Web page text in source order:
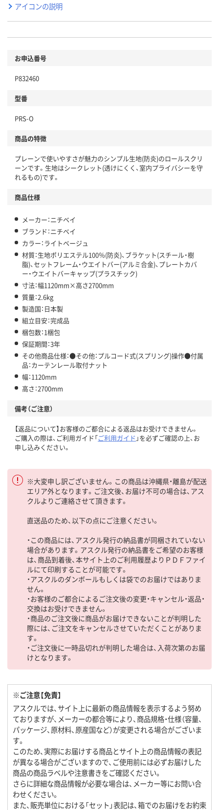
アイコンの説明
お申込番号
P832460
型番
PRS-O
商品の特徴
プレーンで使いやすさが魅力のシンプル生地(防炎)のロールスクリ
ーンです。生地はシークレット(透けにくく、室内プライバシーを守
れるもの)です。
商品仕様
メーカー：ニチベイ
ブランド：ニチベイ
カラー：ライトベージュ
材質：生地ポリエステル100％(防炎)、ブラケット(スチール・樹
脂)、セットフレーム・ウエイトバー(アルミ合金)、プレートカバ
ー・ウエイトバーキャップ(プラスチック)
寸法：幅1120mm×高さ2700mm
質量：2.6kg
製造国：日本製
組立目安：完成品
梱包数：1梱包
保証期間：3年
その他商品仕様：●その他：プルコード式(スプリング)操作●付属
品：カーテンレール取付ナット
幅：1120mm
高さ：2700mm
備考（ご注意）
【返品について】お客様のご都合による返品はお受けできません。
ご購入の際は、ご利用ガイド「ご利用ガイド 」を必ずご確認の上、お
申し込みください。
※大変申し訳ございません。この商品は沖縄県・離島が配送
エリア外となります。ご注文後、お届け不可の場合は、アス
クルよりご連絡させて頂きます。
直送品のため、以下の点にご注意ください。
・この商品には、アスクル発行の納品書が同梱されていない
場合があります。アスクル発行の納品書をご希望のお客様
は、商品到着後、本サイト上のご利用履歴よりＰＤＦファイ
ルにて印刷することが可能です。
・アスクルのダンボールもしくは袋でのお届けではありま
せん。
・お客様のご都合によるご注文後の変更・キャンセル・返品・
交換はお受けできません。
・商品のご注文後に商品がお届けできないことが判明した
際には、ご注文をキャンセルさせていただくことがありま
す。
・ご注文後に一時品切れが判明した場合は、入荷次第のお届
けとなります。
※ご注意【免責】
アスクルでは、サイト上に最新の商品情報を表示するよう努め
ておりますが、メーカーの都合等により、商品規格・仕様（容量、
パッケージ、原材料、原産国など）が変更される場合がございま
す。
このため、実際にお届けする商品とサイト上の商品情報の表記
が異なる場合がございますので、ご使用前には必ずお届けした
商品の商品ラベルや注意書きをご確認ください。
さらに詳細な商品情報が必要な場合は、メーカー等にお問い合
わせください。
また、販売単位における「セット」表記は、箱でのお届けをお約束